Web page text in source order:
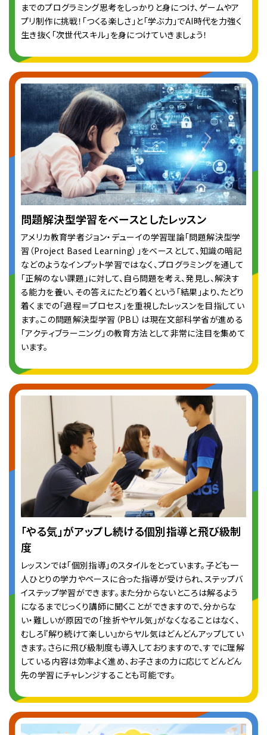
までのプログラミング思考をしっかりと身につけ、ゲームやア
プリ制作に挑戦！「つくる楽しさ」と「学ぶ力」でAI時代を力強く
生き抜く「次世代スキル」を身につけていきましょう！
問題解決型学習をベースとしたレッスン
アメリカ教育学者ジョン・デューイの学習理論「問題解決型学
習（Project Based Learning）」をベースとして、知識の暗記
などのようなインプット学習ではなく、プログラミングを通して
「正解のない課題」に対して、自ら問題を考え、発見し、解決す
る能力を養い、その答えにたどり着くという「結果」より、たどり
着くまでの「過程＝プロセス」を重視したレッスンを目指してい
ます。この問題解決型学習（PBL）は現在文部科学省が進める
「アクティブラーニング」の教育方法として非常に注目を集めて
います。
「やる気」がアップし続ける個別指導と飛び級制
度
レッスンでは「個別指導」のスタイルをとっています。子ども一
人ひとりの学力やペースに合った指導が受けられ、ステップバ
イステップ学習ができます。また分からないところは解るよう
になるまでじっくり講師に聞くことができますので、分からな
い・難しいが原因での「挫折やヤル気」がなくなることはなく、
むしろ『解り続けて楽しい』からヤル気はどんどんアップしてい
きます。さらに飛び級制度も導入しておりますので、すでに理解
している内容は効率よく進め、お子さまの力に応じてどんどん
先の学習にチャレンジすることも可能です。